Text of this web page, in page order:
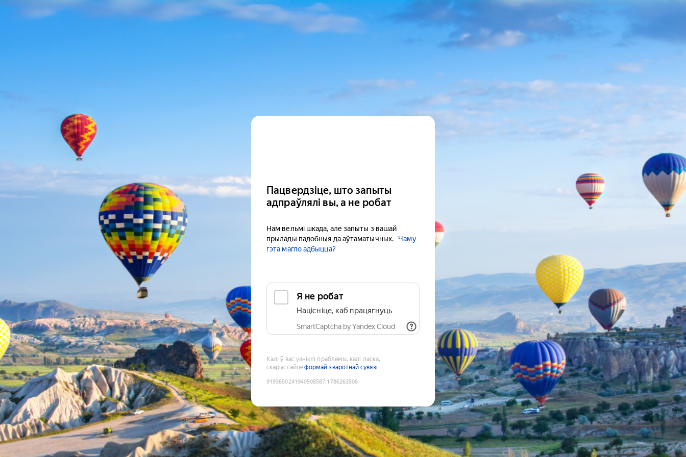
Пацвердзіце, што запыты
адпраўлялі вы, а не робат
Нам вельмі шкада, але запыты з вашай
прылады падобныя да аўтаматычных.
Чаму
гэта магло адбыцца?
Я не робат
Націсніце, каб працягнуць
SmartCaptcha by Yandex Cloud
Калі ў вас узніклі праблемы, калі ласка,
скарыстайцеформай зваротнай сувязі
9193650241940508587:1786263506